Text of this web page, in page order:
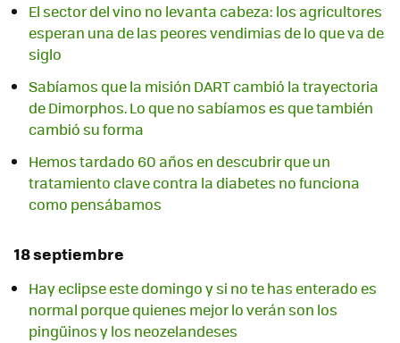
El sector del vino no levanta cabeza: los agricultores
esperan una de las peores vendimias de lo que va de
siglo
Sabíamos que la misión DART cambió la trayectoria
de Dimorphos. Lo que no sabíamos es que también
cambió su forma
Hemos tardado 60 años en descubrir que un
tratamiento clave contra la diabetes no funciona
como pensábamos
18 septiembre
Hay eclipse este domingo y si no te has enterado es
normal porque quienes mejor lo verán son los
pingüinos y los neozelandeses